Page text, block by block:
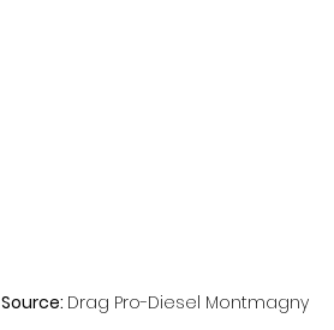
Source: Drag Pro-Diesel Montmagny